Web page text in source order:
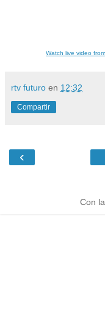
Watch live video
rtv futuro en 12:32
Compartir
‹
Con